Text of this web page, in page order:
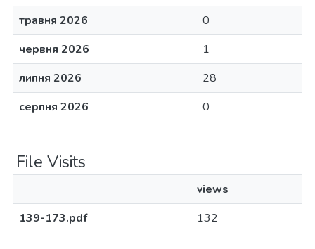
травня 2026
0
червня 2026
1
липня 2026
28
серпня 2026
0
File Visits
views
139-173.pdf
132